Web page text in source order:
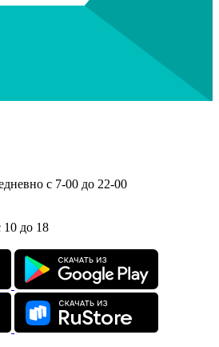
с 7-00 до 22-00
10 до 18